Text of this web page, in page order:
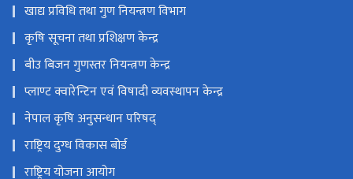
खाद्य प्रविधि तथा गुण नियन्त्रण विभाग
कृषि सूचना तथा प्रशिक्षण केन्द्र
बीउ बिजन गुणस्तर नियन्त्रण केन्द्र
प्लाण्ट क्वारेन्टिन एवं विषादी व्यवस्थापन केन्द्र
नेपाल कृषि अनुसन्धान परिषद्
राष्ट्रिय दुग्ध विकास बोर्ड
राष्ट्रिय योजना आयोग